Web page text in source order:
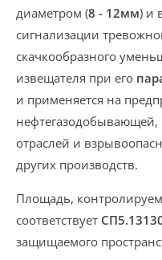
диаметром (8 - 12мм) и
сигнализации
скачкообразного
извещателя при его
и применяется на
нефтегазодобывающей,
отраслей и
других производств.
Площадь,
соответствует
защищаемого